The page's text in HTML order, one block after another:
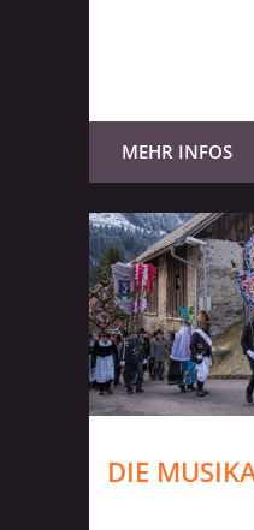
MEHR INFOS
DIE